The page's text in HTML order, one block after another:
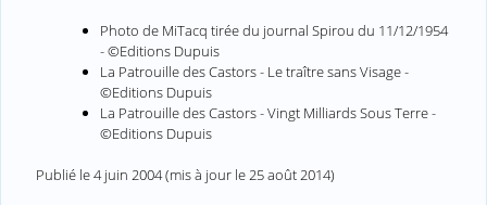
Photo de MiTacq tirée du journal Spirou du 11/12/1954
- ©Editions Dupuis
La Patrouille des Castors - Le traître sans Visage -
©Editions Dupuis
La Patrouille des Castors - Vingt Milliards Sous Terre -
©Editions Dupuis
Publié le4 juin 2004(mis à jour le25 août 2014)